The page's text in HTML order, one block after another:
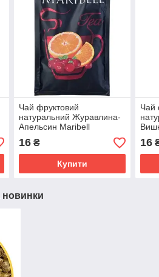
Чай фруктовий
натуральний Журавлина-
Апельсин Maribell
16₴
Купити
Чай
16
новинки